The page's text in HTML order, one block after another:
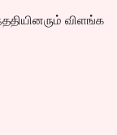
விளங்க